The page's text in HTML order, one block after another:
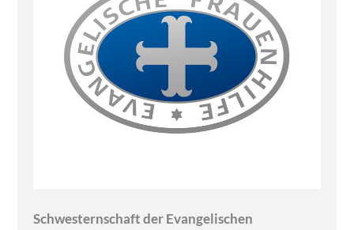
Schwesternschaft der Evangelischen